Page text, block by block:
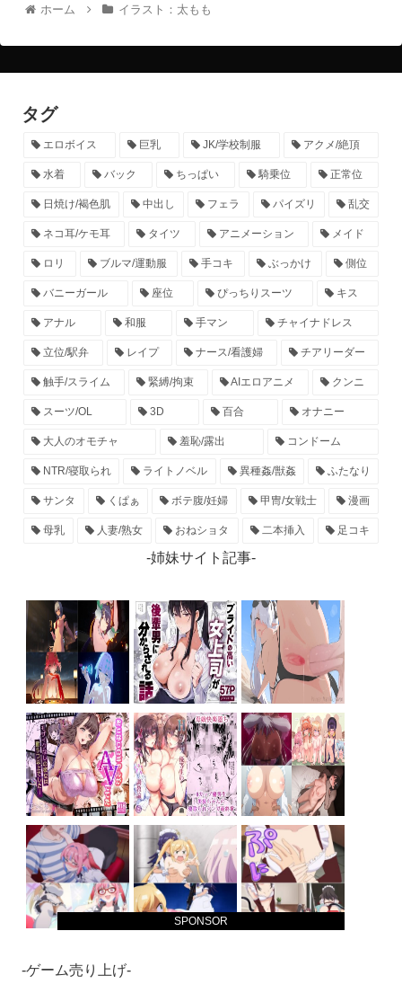
ホーム イラスト：太もも
タグ
エロボイス 巨乳 JK/学校制服 アクメ/絶頂
水着 バック ちっぱい 騎乗位 正常位
日焼け/褐色肌 中出し フェラ パイズリ 乱交
ネコ耳/ケモ耳 タイツ アニメーション メイド
ロリ ブルマ/運動服 手コキ ぶっかけ 側位
バニーガール 座位 ぴっちりスーツ キス
アナル 和服 手マン チャイナドレス
立位/駅弁 レイプ ナース/看護婦 チアリーダー
触手/スライム 緊縛/拘束 AIエロアニメ クンニ
スーツ/OL 3D 百合 オナニー
大人のオモチャ 羞恥/露出 コンドーム
NTR/寝取られ ライトノベル 異種姦/獣姦 ふたなり
サンタ くぱぁ ボテ腹/妊婦 甲冑/女戦士 漫画
母乳 人妻/熟女 おねショタ 二本挿入 足コキ
-姉妹サイト記事-
SPONSOR
-ゲーム売り上げ-